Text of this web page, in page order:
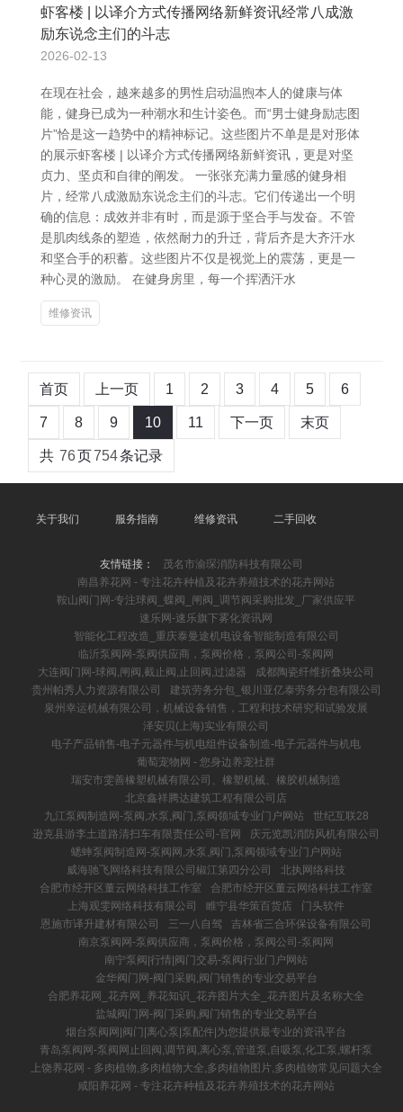
虾客楼 | 以译介方式传播网络新鲜资讯经常八成激
励东说念主们的斗志
2026-02-13
在现在社会，越来越多的男性启动温煦本人的健康与体
能，健身已成为一种潮水和生计姿色。而“男士健身励志图
片”恰是这一趋势中的精神标记。这些图片不单是是对形体
的展示虾客楼 | 以译介方式传播网络新鲜资讯，更是对坚
贞力、坚贞和自律的阐发。 一张张充满力量感的健身相
片，经常八成激励东说念主们的斗志。它们传递出一个明
确的信息：成效并非有时，而是源于坚合手与发奋。不管
是肌肉线条的塑造，依然耐力的升迁，背后齐是大齐汗水
和坚合手的积蓄。这些图片不仅是视觉上的震荡，更是一
种心灵的激励。 在健身房里，每一个挥洒汗水
维修资讯
首页 上一页 1 2 3 4 5 6
7 8 9 10 11 下一页 末页
共 76页754条记录
关于我们 服务指南 维修资讯 二手回收
友情链接：
茂名市渝琛消防科技有限公司
南昌养花网 - 专注花卉种植及花卉养殖技术的花卉网站
鞍山阀门网-专注球阀_蝶阀_闸阀_调节阀采购批发_厂家供应平
速乐网-速乐旗下雾化资讯网
智能化工程改造_重庆泰曼途机电设备智能制造有限公司
临沂泵阀网-泵阀供应商，泵阀价格，泵阀公司-泵阀网
大连阀门网-球阀,闸阀,截止阀,止回阀,过滤器
成都陶瓷纤维折叠块公司
贵州帕秀人力资源有限公司
建筑劳务分包_银川亚亿泰劳务分包有限公司
泉州幸运机械有限公司，机械设备销售，工程和技术研究和试验发展
泽安贝(上海)实业有限公司
电子产品销售-电子元器件与机电组件设备制造-电子元器件与机电
葡萄宠物网 - 您身边养宠社群
瑞安市雯善橡塑机械有限公司、橡塑机械、橡胶机械制造
北京鑫祥腾达建筑工程有限公司店
九江泵阀制造网-泵阀,水泵,阀门,泵阀领域专业门户网站
世纪互联28
逊克县游李土道路清扫车有限责任公司-官网
庆元览凯消防风机有限公司
蟋蟀泵阀制造网-泵阀网,水泵,阀门,泵阀领域专业门户网站
威海驰飞网络科技有限公司椒江第四分公司
北执网络科技
合肥市经开区董云网络科技工作室
合肥市经开区董云网络科技工作室
上海观雯网络科技有限公司
睢宁县华策百货店
门头软件
恩施市译升建材有限公司
三一八自驾
吉林省三合环保设备有限公司
南京泵阀网-泵阀供应商，泵阀价格，泵阀公司-泵阀网
南宁泵阀|行情|阀门交易-泵阀行业门户网站
金华阀门网-阀门采购,阀门销售的专业交易平台
合肥养花网_花卉网_养花知识_花卉图片大全_花卉图片及名称大全
盐城阀门网-阀门采购,阀门销售的专业交易平台
烟台泵阀网|阀门|离心泵|泵配件|为您提供最专业的资讯平台
青岛泵阀网-泵阀网止回阀,调节阀,离心泵,管道泵,自吸泵,化工泵,螺杆泵
上饶养花网 - 多肉植物,多肉植物大全,多肉植物图片,多肉植物常见问题大全
咸阳养花网 - 专注花卉种植及花卉养殖技术的花卉网站